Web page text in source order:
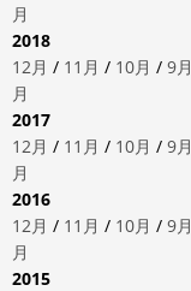
月
2018
12月 / 11月 / 10月 / 9月
月
2017
12月 / 11月 / 10月 / 9月
月
2016
12月 / 11月 / 10月 / 9月
月
2015